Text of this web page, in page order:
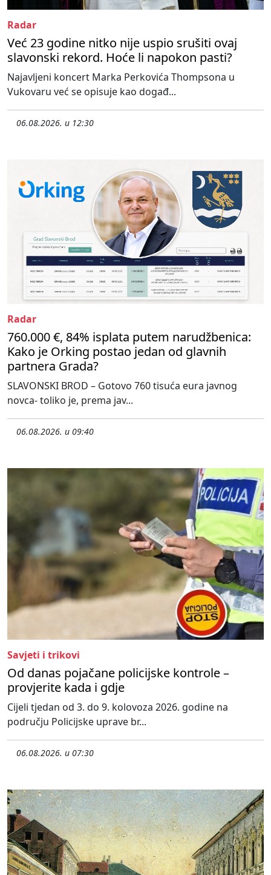
Radar
Već 23 godine nitko nije uspio srušiti ovaj
slavonski rekord. Hoće li napokon pasti?
Najavljeni koncert Marka Perkovića Thompsona u
Vukovaru već se opisuje kao događ...
06.08.2026. u 12:30
Radar
760.000 €, 84% isplata putem narudžbenica:
Kako je Orking postao jedan od glavnih
partnera Grada?
SLAVONSKI BROD – Gotovo 760 tisuća eura javnog
novca- toliko je, prema jav...
06.08.2026. u 09:40
Savjeti i trikovi
Od danas pojačane policijske kontrole –
provjerite kada i gdje
Cijeli tjedan od 3. do 9. kolovoza 2026. godine na
području Policijske uprave br...
06.08.2026. u 07:30